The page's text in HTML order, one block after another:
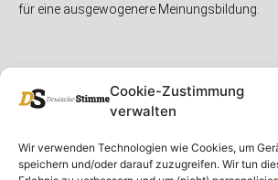
Cookie-Zustimmung
verwalten
Wir verwenden Technologien wie Cookies, um
speichern und/oder darauf zuzugreifen. Wir tun
für eine ausgewogenere Meinungsbildung.
Unser MagazinRubriken